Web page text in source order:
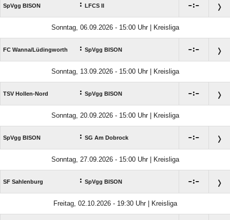
SpVgg BISON : LFCS II :
Sonntag, 06.09.2026 - 15:00 Uhr | Kreisliga
FC Wanna/​Lüdingworth : SpVgg BISON :
Sonntag, 13.09.2026 - 15:00 Uhr | Kreisliga
TSV Hollen-Nord : SpVgg BISON :
Sonntag, 20.09.2026 - 15:00 Uhr | Kreisliga
SpVgg BISON : SG Am Dobrock :
Sonntag, 27.09.2026 - 15:00 Uhr | Kreisliga
SF Sahlenburg : SpVgg BISON :
Freitag, 02.10.2026 - 19:30 Uhr | Kreisliga